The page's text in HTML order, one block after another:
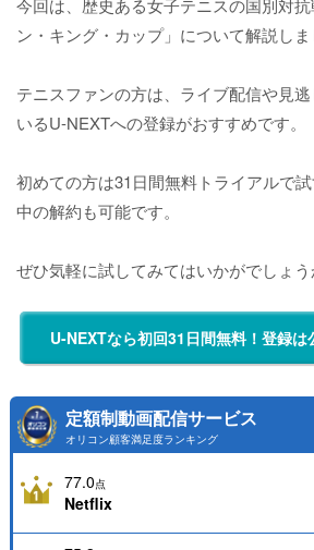
今回は、歴史ある女子テニスの国別対
ン・キング・カップ」について解説しま
テニスファンの方は、ライブ配信や見
いるU-NEXTへの登録がおすすめです。
初めての方は31日間無料トライアルで
中の解約も可能です。
ぜひ気軽に試してみてはいかがでしょう
U-NEXTなら初回31日間無料！登録は
定額制動画配信サービス
オリコン顧客満足度ランキング
77.0点
Netflix